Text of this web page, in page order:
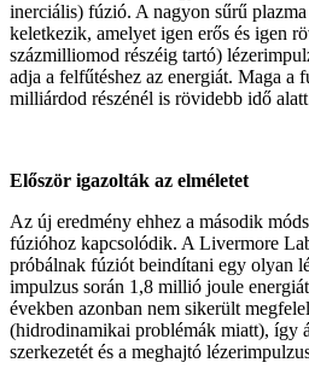
inerciális) fúzió. A nagyon sűrű
keletkezik, amelyet igen erős és igen
százmilliomod részéig tartó)
adja a felfűtéshez az energiát. Maga a
milliárdod részénél is rövidebb idő
Először igazolták az elméletet
Az új eredmény ehhez a második
fúzióhoz kapcsolódik. A Livermore
próbálnak fúziót beindítani egy olyan
impulzus során 1,8 millió joule
években azonban nem sikerült
(hidrodinamikai problémák miatt), így
szerkezetét és a meghajtó